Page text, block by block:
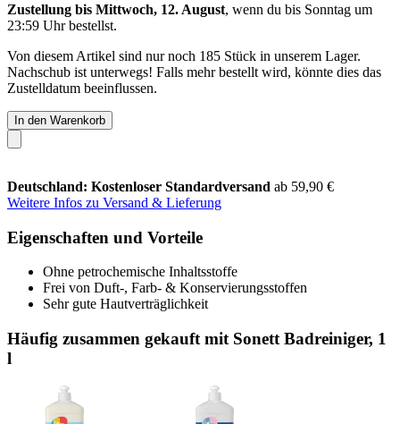
Zustellung bis Mittwoch, 12. August, wenn du bis Sonntag um
23:59 Uhrbestellst.
Von diesem Artikel sind nur noch 185 Stück in unserem Lager.
Nachschub ist unterwegs! Falls mehr bestellt wird, könnte dies das
Zustelldatum beeinflussen.
In den Warenkorb
Deutschland: Kostenloser Standardversand ab 59,90 €
Weitere Infos zu Versand & Lieferung
Eigenschaften und Vorteile
Ohne petrochemische Inhaltsstoffe
Frei von Duft-, Farb- & Konservierungsstoffen
Sehr gute Hautverträglichkeit
Häufig zusammen gekauft mit Sonett Badreiniger, 1
l